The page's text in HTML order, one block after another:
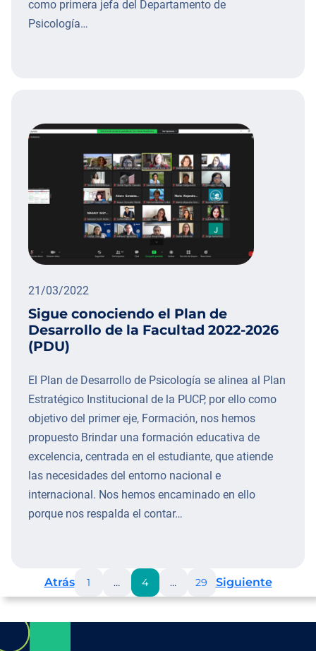
como primera jefa del Departamento de
Psicología…
21/03/2022
Sigue conociendo el Plan de
Desarrollo de la Facultad 2022-2026
(PDU)
El Plan de Desarrollo de Psicología se alinea al Plan
Estratégico InstitucionaI de la PUCP, por ello como
objetivo del primer eje, Formación, nos hemos
propuesto Brindar una formación educativa de
excelencia, centrada en el estudiante, que atiende
las necesidades del entorno nacional e
internacional. Nos hemos encaminado en ello
porque nos respalda el contar…
Atrás 1 … 4 … 29 Siguiente